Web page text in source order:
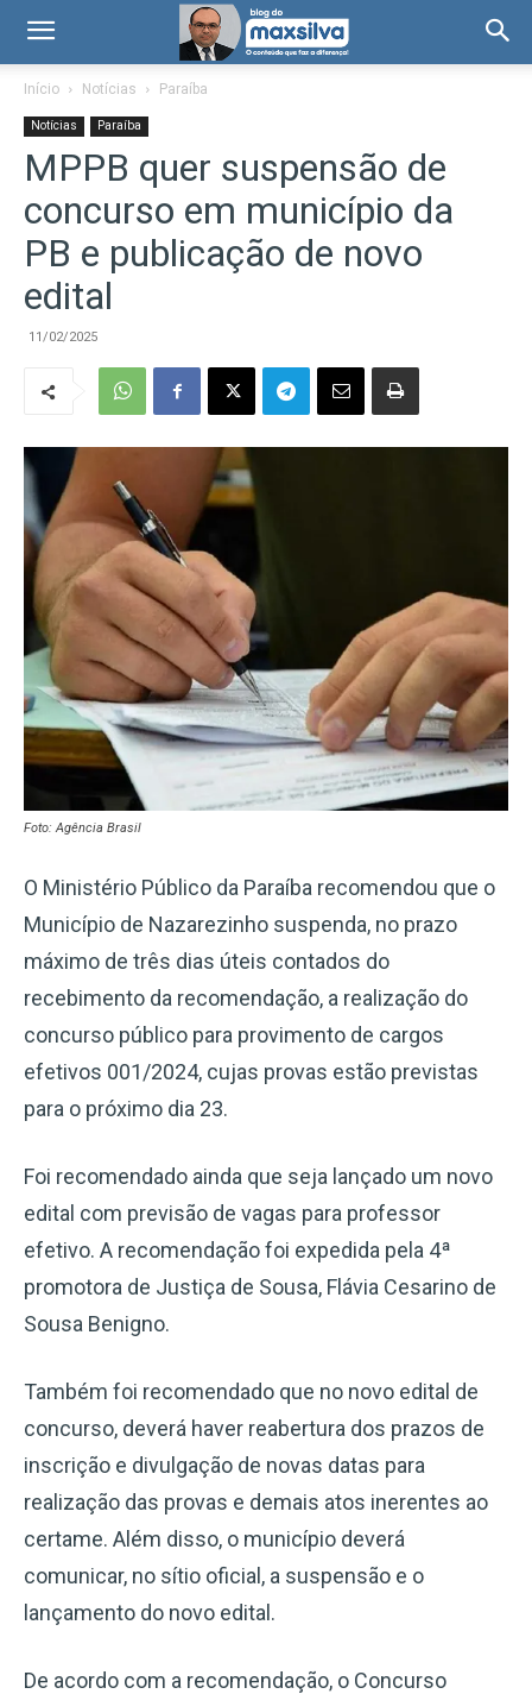
Início Notícias Paraíba
Notícias Paraíba
MPPB quer suspensão de
concurso em município da
PB e publicação de novo
edital
11/02/2025
Foto: Agência Brasil
O Ministério Público da Paraíba recomendou que o
Município de Nazarezinho suspenda, no prazo
máximo de três dias úteis contados do
recebimento da recomendação, a realização do
concurso público para provimento de cargos
efetivos 001/2024, cujas provas estão previstas
para o próximo dia 23.
Foi recomendado ainda que seja lançado um novo
edital com previsão de vagas para professor
efetivo. A recomendação foi expedida pela 4ª
promotora de Justiça de Sousa, Flávia Cesarino de
Sousa Benigno.
Também foi recomendado que no novo edital de
concurso, deverá haver reabertura dos prazos de
inscrição e divulgação de novas datas para
realização das provas e demais atos inerentes ao
certame. Além disso, o município deverá
comunicar, no sítio oficial, a suspensão e o
lançamento do novo edital.
De acordo com a recomendação, o Concurso